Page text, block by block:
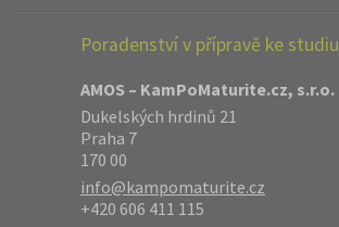
Poradenství v přípravě ke studiu
AMOS – KamPoMaturite.cz, s.r.o.
Dukelských hrdinů 21
Praha 7
170 00
info@kampomaturite.cz
+420 606 411 115